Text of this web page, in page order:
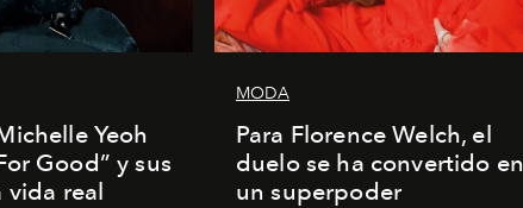
Yeoh
Good” y sus
vida real
MODA
Para Florence Welch, el
duelo se ha convertido en
un superpoder